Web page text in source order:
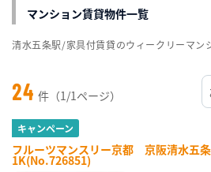
マンション賃貸物件一覧
24 件（1/1ページ）
キャンペーン
フルーツマンスリー京都 京阪清水五条
1K(No.726851)